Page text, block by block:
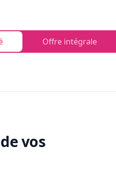
Offre intégrale
vos